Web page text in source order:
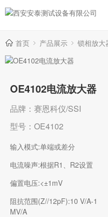
首页 产品展示 锁相放大
OE4102电流放大器
品牌：赛恩科仪/SSI
型号：OE4102
输入模式:单端或差分
电流噪声:根据R1、R2设置
偏置电压:<±1mV
阻抗范围(Z//12pF):10 V/A-1
MV/A